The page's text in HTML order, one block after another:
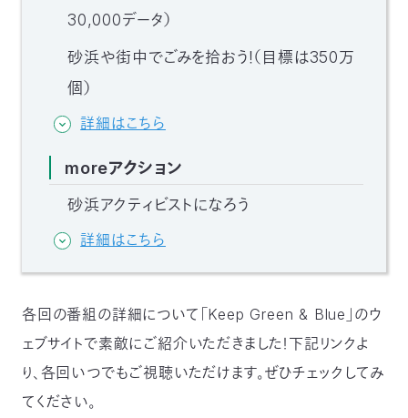
30,000データ）
砂浜や街中でごみを拾おう！（目標は350万
個）
詳細はこちら
moreアクション
砂浜アクティビストになろう
詳細はこちら
各回の番組の詳細について「Keep Green & Blue」のウ
ェブサイトで素敵にご紹介いただきました！下記リンクよ
り、各回いつでもご視聴いただけます。ぜひチェックしてみ
てください。